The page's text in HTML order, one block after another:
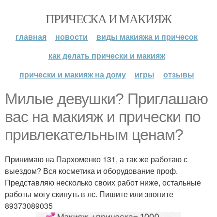
ПРИЧЕСКА И МАКИЯЖ
главная новости
виды макияжа и причесок
как делать прически и макияж
прически и макияж на дому
игры отзывы
Милые девушки? Приглашаю
вас на макияж и прически по
привлекательным ценам?
Принимаю на Пархоменко 131, а так же работаю с
выездом? Вся косметика и оборудование проф.
Представляю несколько своих работ ниже, остальные
работы могу скинуть в лс. Пишите или звоните
89373089035